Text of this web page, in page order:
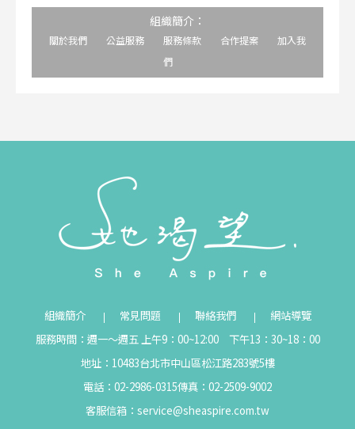
組織簡介：
關於我們 公益服務 服務條款 合作提案
加入我
們
組織簡介 常見問題 聯絡我們
網站導覽
服務時間：週一～週五 上午9：00~12:00 下午13：30~18：00
地址：10483台北市中山區松江路283號5樓
電話：02-2986-0315傳真：02-2509-9002
客服信箱： service@sheaspire.com.tw